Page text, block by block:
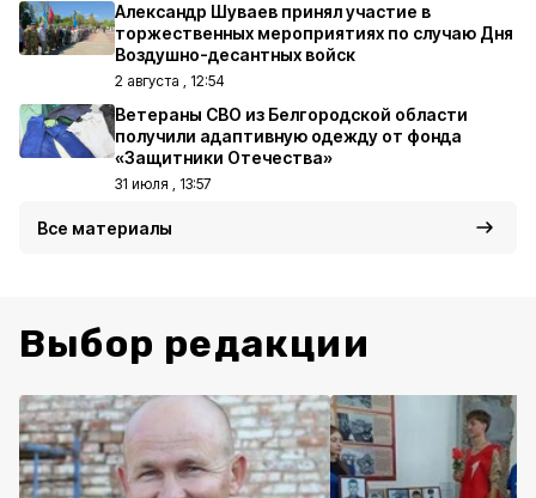
Александр Шуваев принял участие в
торжественных мероприятиях по случаю Дня
Воздушно-десантных войск
2 августа , 12:54
Ветераны СВО из Белгородской области
получили адаптивную одежду от фонда
«Защитники Отечества»
31 июля , 13:57
Все материалы
Выбор редакции